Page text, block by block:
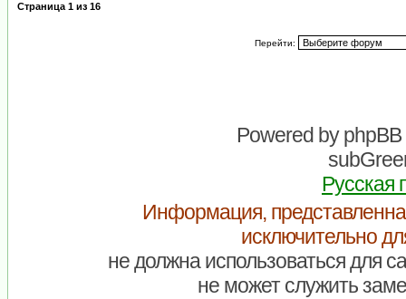
Страница 1 из 16
Перейти:
Powered byphpBB
Русская
Информация,
исключительно
не должна использоваться для
не может служить